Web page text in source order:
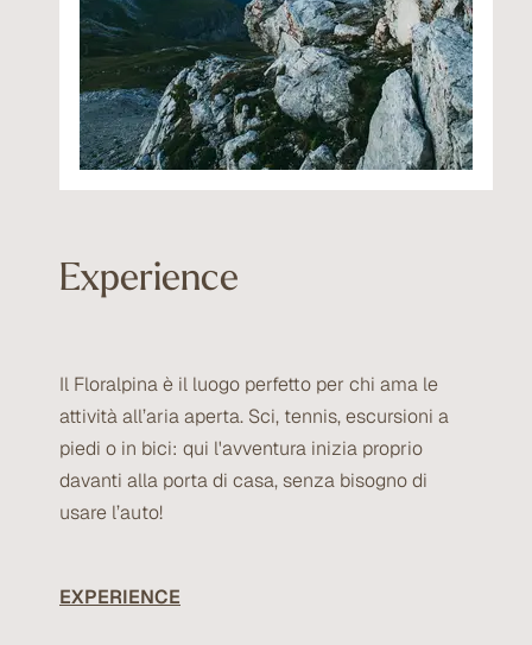
Experience
Il Floralpina è il luogo perfetto per chi ama le
attività all’aria aperta. Sci, tennis, escursioni a
piedi o in bici: qui l'avventura inizia proprio
davanti alla porta di casa, senza bisogno di
usare l’auto!
EXPERIENCE